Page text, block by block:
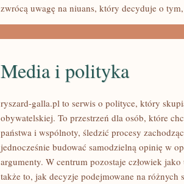
zwrócą uwagę na niuans, który decyduje o
Media i polityka
ryszard-galla.pl to serwis o polityce, który
obywatelskiej. To przestrzeń dla osób, które
państwa i wspólnoty, śledzić procesy
jednocześnie budować samodzielną opinię w
argumenty. W centrum pozostaje człowiek
także to, jak decyzje podejmowane na różnych